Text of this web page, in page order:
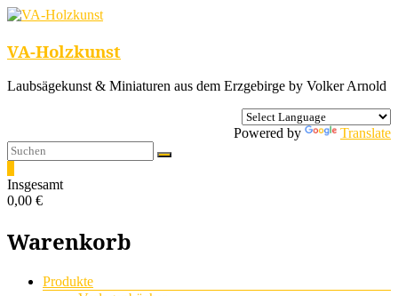
VA-Holzkunst
Laubsägekunst & Miniaturen aus dem Erzgebirge by Volker Arnold
Powered by Translate
Insgesamt
0,00 €
Warenkorb
Menü
Produkte